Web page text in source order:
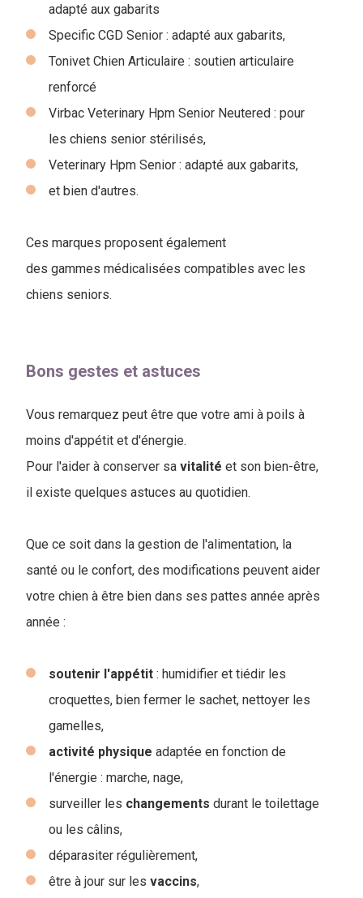
adapté aux gabarits
Specific CGD Senior : adapté aux gabarits,
Tonivet Chien Articulaire : soutien articulaire
renforcé
Virbac Veterinary Hpm Senior Neutered : pour
les chiens senior stérilisés,
Veterinary Hpm Senior : adapté aux gabarits,
et bien d'autres.
Ces marques proposent également
des gammes médicalisées compatibles avec les
chiens seniors.
Bons gestes et astuces
Vous remarquez peut être que votre ami à poils à
moins d'appétit et d'énergie.
Pour l'aider à conserver sa vitalité et son bien-être,
il existe quelques astuces au quotidien.
Que ce soit dans la gestion de l'alimentation, la
santé ou le confort, des modifications peuvent aider
votre chien à être bien dans ses pattes année après
année :
soutenir l'appétit : humidifier et tiédir les
croquettes, bien fermer le sachet, nettoyer les
gamelles,
activité physique adaptée en fonction de
l'énergie : marche, nage,
surveiller les changements durant le toilettage
ou les câlins,
déparasiter régulièrement,
être à jour sur les vaccins,